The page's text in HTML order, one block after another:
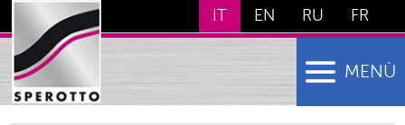
EN RU FR
MENÙ